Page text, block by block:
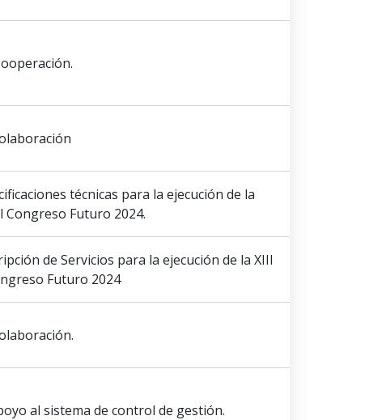
técnicas para la ejecución de la
Congreso Futuro 2024.
de Servicios para la ejecución de la XIII
Futuro 2024
al sistema de control de gestión.